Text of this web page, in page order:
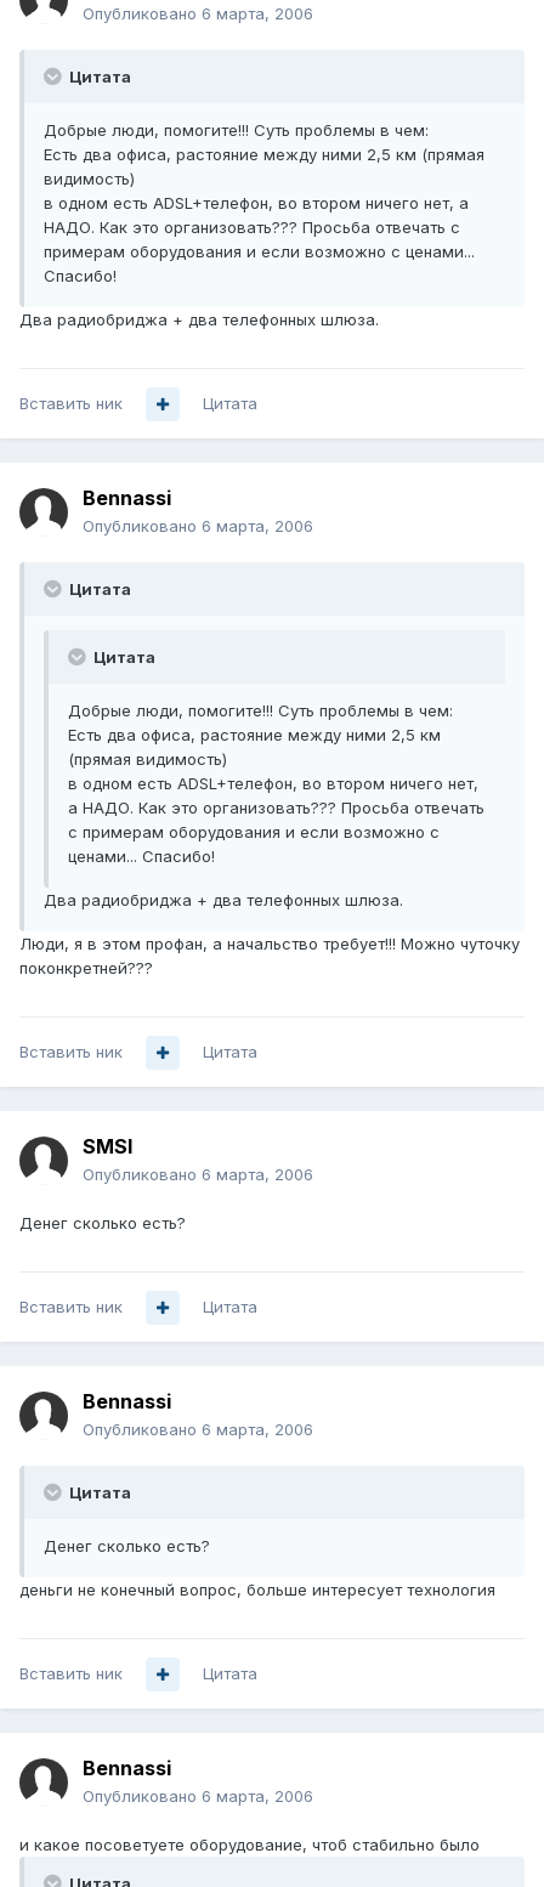
Опубликовано 6 марта, 2006
Цитата
Добрые люди, помогите!!! Суть проблемы в чем:
Есть два офиса, растояние между ними 2,5 км (прямая
видимость)
в одном есть ADSL+телефон, во втором ничего нет, а
НАДО. Как это организовать??? Просьба отвечать с
примерам оборудования и если возможно с ценами...
Спасибо!
Два радиобриджа + два телефонных шлюза.
Вставить ник Цитата
Bennassi
Опубликовано 6 марта, 2006
Цитата
Цитата
Добрые люди, помогите!!! Суть проблемы в чем:
Есть два офиса, растояние между ними 2,5 км
(прямая видимость)
в одном есть ADSL+телефон, во втором ничего нет,
а НАДО. Как это организовать??? Просьба отвечать
с примерам оборудования и если возможно с
ценами... Спасибо!
Два радиобриджа + два телефонных шлюза.
Люди, я в этом профан, а начальство требует!!! Можно чуточку
поконкретней???
Вставить ник Цитата
SMSI
Опубликовано 6 марта, 2006
Денег сколько есть?
Вставить ник Цитата
Bennassi
Опубликовано 6 марта, 2006
Цитата
Денег сколько есть?
деньги не конечный вопрос, больше интересует технология
Вставить ник Цитата
Bennassi
Опубликовано 6 марта, 2006
и какое посоветуете оборудование, чтоб стабильно было